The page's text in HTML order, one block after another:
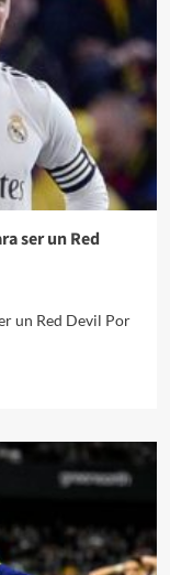
ser un Red
un Red Devil Por